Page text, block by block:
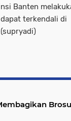
Banten
terkendali di
Brosur